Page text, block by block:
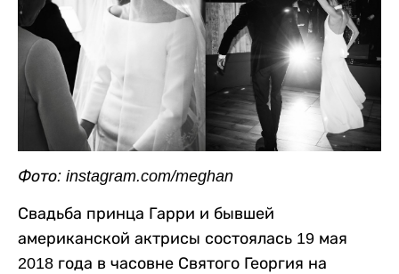
Фото: instagram.com/meghan
Свадьба принца Гарри и бывшей
американской актрисы состоялась 19 мая
2018 года в часовне Святого Георгия на